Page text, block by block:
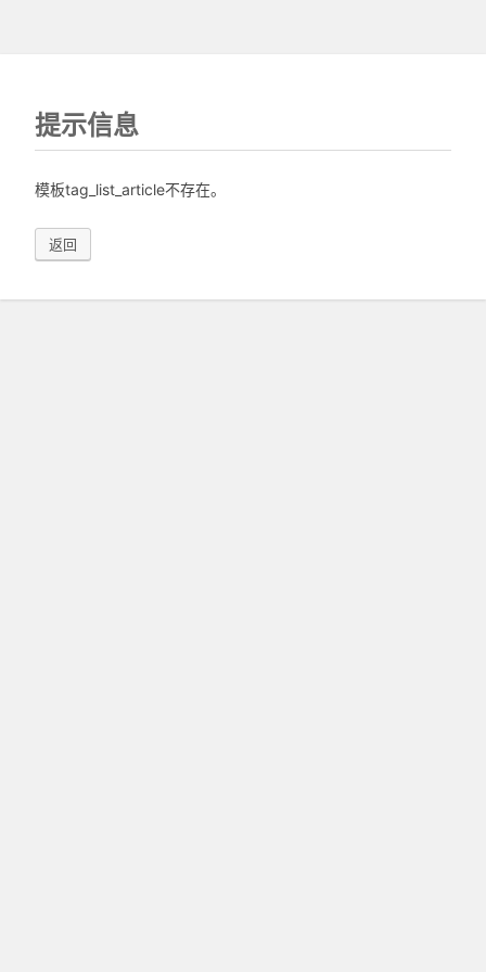
提示信息
模板tag_list_article不存在。
返回